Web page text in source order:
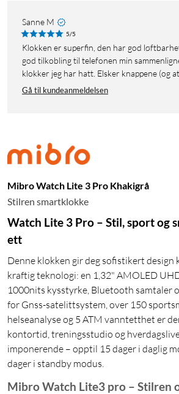
Sanne M
5/5
Klokken er superfin, den har god løftbarhet for å se og veldig
god tilkobling til telefonen min
klokker jeg har hatt. Elsker knappene (og at
Gå til kundeanmeldelsen
Mibro Watch Lite 3 Pro Khakigrå
Stilren smartklokke
Watch Lite 3 Pro – Stil, sport og
ett
Denne klokken gir deg sofistikert design
kraftig teknologi: en 1,32" AMOLED
1000nits kysstyrke, Bluetooth samtaler
for Gnss-satelittsystem, over 150
helseanalyse og 5 ATM vanntetthet er
kontortid, treningsstudio og
imponerende – opptil 15 dager i daglig
dager i standby modus.
Mibro Watch Lite3 pro – Stilren